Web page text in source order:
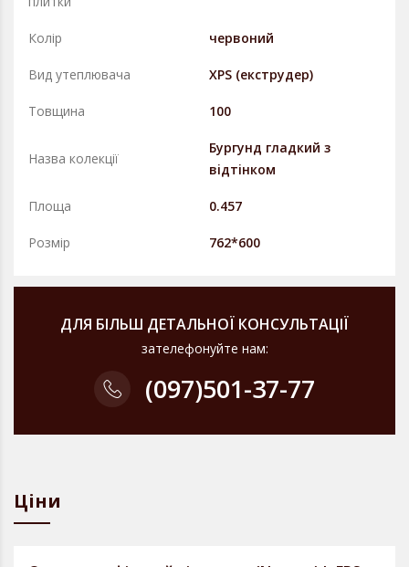
Колір червоний
Вид утеплювача XPS (екструдер)
Товщина 100
Назва колекції
Бургунд гладкий з
вiдтiнком
Площа 0.457
Розмір 762*600
ДЛЯ БІЛЬШ ДЕТАЛЬНОЇ КОНСУЛЬТАЦІЇ
зателефонуйте нам:
(097)501-37-77
Ціни